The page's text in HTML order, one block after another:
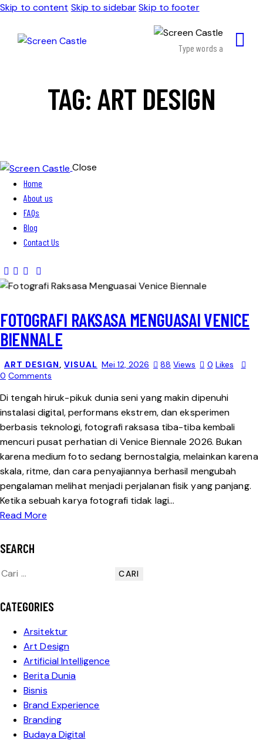
Skip to content Skip to sidebar Skip to footer
TAG: ART DESIGN
Close
Home
About us
FAQs
Blog
Contact Us
FOTOGRAFI RAKSASA MENGUASAI VENICE
BIENNALE
ART DESIGN, VISUAL Mei 12, 2026 88 Views 0 Likes
0 Comments
Di tengah hiruk-pikuk dunia seni yang makin dipenuhi
instalasi digital, performans ekstrem, dan eksperimen
berbasis teknologi, fotografi raksasa tiba-tiba kembali
mencuri pusat perhatian di Venice Biennale 2026. Bukan
karena medium foto sedang bernostalgia, melainkan karena
skala, ritme, dan cara penyajiannya berhasil mengubah
pengalaman melihat menjadi perjalanan fisik yang panjang.
Ketika sebuah karya fotografi tidak lagi…
Read More
SEARCH
CATEGORIES
Arsitektur
Art Design
Artificial Intelligence
Berita Dunia
Bisnis
Brand Experience
Branding
Budaya Digital